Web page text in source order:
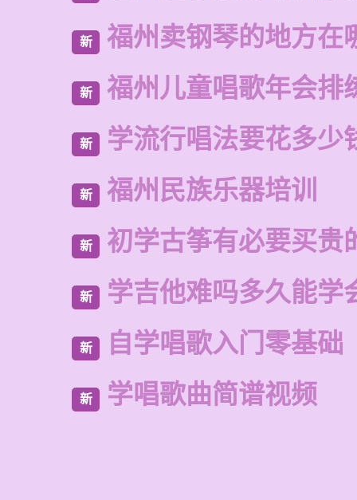
新 福州卖钢琴的地方在
新 福州儿童唱歌年会排
新 学流行唱法要花多少
新 福州民族乐器培训
新 初学古筝有必要买贵
新 学吉他难吗多久能学
新 自学唱歌入门零基础
新 学唱歌曲简谱视频